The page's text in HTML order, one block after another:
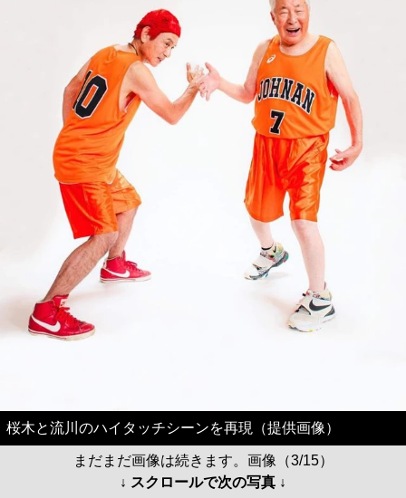
桜木と流川のハイタッチシーンを再現（提供画像）
まだまだ画像は続きます。画像（3/15）
↓ スクロールで次の写真 ↓